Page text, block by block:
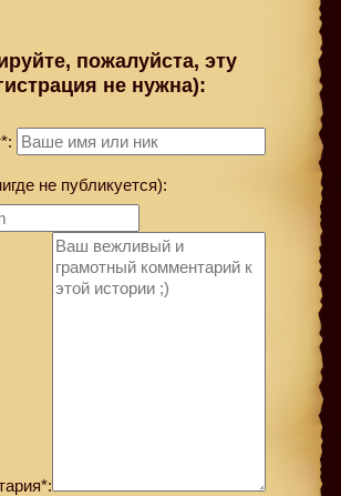
пожалуйста, эту
не нужна):
не публикуется):